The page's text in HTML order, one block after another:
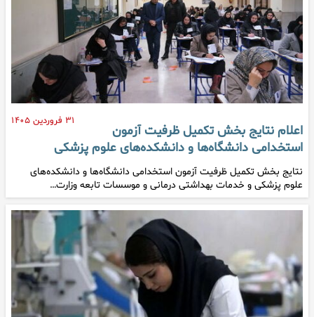
۳۱ فروردین ۱۴۰۵
اعلام نتایج بخش تکمیل ظرفیت آزمون
استخدامی دانشگاه‌ها و دانشکده‌های علوم پزشکی
نتایج بخش تکمیل ظرفیت آزمون استخدامی دانشگاه‌ها و دانشکده‌های
علوم پزشکی و خدمات بهداشتی درمانی و موسسات تابعه وزارت…